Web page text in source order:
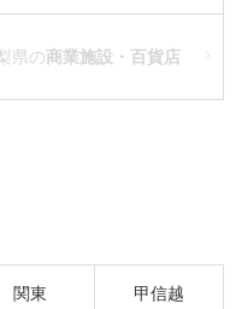
県の商業施設・百貨店
関東 甲信越